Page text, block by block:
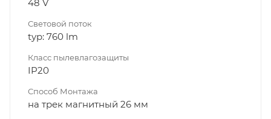
48 V
Световой поток
typ: 760 lm
Класс пылевлагозащиты
IP20
Способ Монтажа
на трек магнитный 26 мм